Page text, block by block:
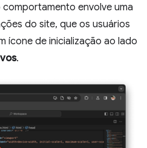
envolve uma
do site, que os usuários
ícone de inicialização ao lado
.